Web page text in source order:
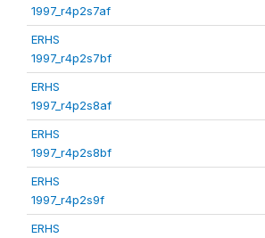
1997_r4p2s7af
ERHS
1997_r4p2s7bf
ERHS
1997_r4p2s8af
ERHS
1997_r4p2s8bf
ERHS
1997_r4p2s9f
ERHS